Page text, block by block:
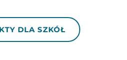
DLA SZKÓŁ